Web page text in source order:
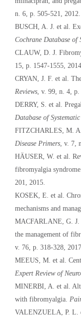
n. 6, p. 505-521, 2012.
BUSCH, A. J. et al.
Cochrane Database of
CLAUW, D. J.
15, p. 1547-1555,
CRYAN, J. F. et al.
Reviews, v. 99, n. 4, p.
DERRY, S. et al.
Database of
FITZCHARLES, M.
Disease Primers, v. 7,
HÄUSER, W. et al.
fibromyalgia
201, 2015.
KOSEK, E. et al.
mechanisms and
MACFARLANE, G. J.
the management of
v. 76, p. 318-328,
MEEUS, M. et al.
Expert Review of
MINERBI, A. et al.
with fibromyalgia.
VALENZUELA, P. L.